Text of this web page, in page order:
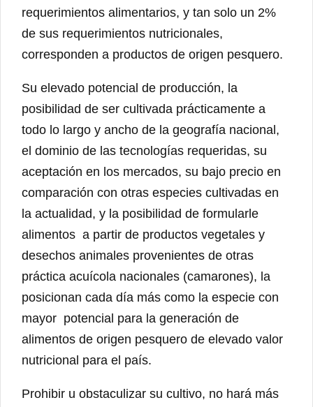
requerimientos alimentarios, y tan solo un 2%
de sus requerimientos nutricionales,
corresponden a productos de origen pesquero.
Su elevado potencial de producción, la
posibilidad de ser cultivada prácticamente a
todo lo largo y ancho de la geografía nacional,
el dominio de las tecnologías requeridas, su
aceptación en los mercados, su bajo precio en
comparación con otras especies cultivadas en
la actualidad, y la posibilidad de formularle
alimentos a partir de productos vegetales y
desechos animales provenientes de otras
práctica acuícola nacionales (camarones), la
posicionan cada día más como la especie con
mayor potencial para la generación de
alimentos de origen pesquero de elevado valor
nutricional para el país.
Prohibir u obstaculizar su cultivo, no hará más